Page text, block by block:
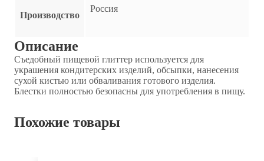
Производство
Россия
Описание
Съедобный пищевой глиттер используется для
украшения кондитерских изделий, обсыпки, нанесения
сухой кистью или обваливания готового изделия.
Блестки полностью безопасны для употребления в пищу.
Похожие товары